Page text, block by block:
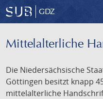
GDZ
Mittelalterliche
Die Niedersächsische
Göttingen besitzt knapp
mittelalterliche